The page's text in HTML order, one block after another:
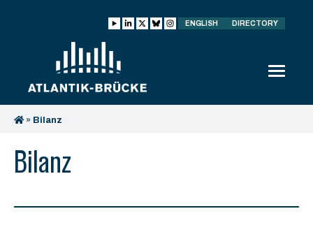
ENGLISH DIRECTORY
» Bilanz
Bilanz